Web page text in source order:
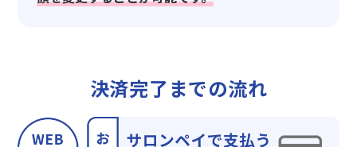
決済完了までの流れ